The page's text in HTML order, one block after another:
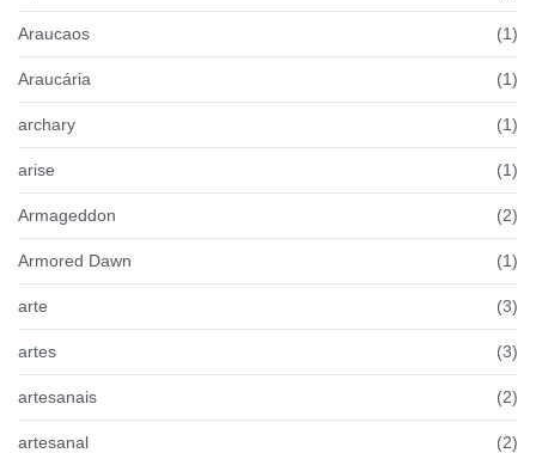
Araucaos (1)
Araucária (1)
archary (1)
arise (1)
Armageddon (2)
Armored Dawn (1)
arte (3)
artes (3)
artesanais (2)
artesanal (2)